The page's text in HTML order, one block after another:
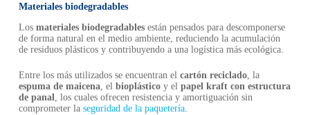
Materiales biodegradables
Los materiales biodegradablesestán pensados para descomponerse
de forma natural en el medio ambiente, reduciendo la acumulación
de residuos plásticos y contribuyendo a una logística más ecológica.
Entre los más utilizados se encuentran el cartón reciclado, la
espuma de maicena , el bioplásticoy el papel kraft con estructura
de panal , los cuales ofrecen resistencia y amortiguación sin
comprometer la seguridad de la paquetería.